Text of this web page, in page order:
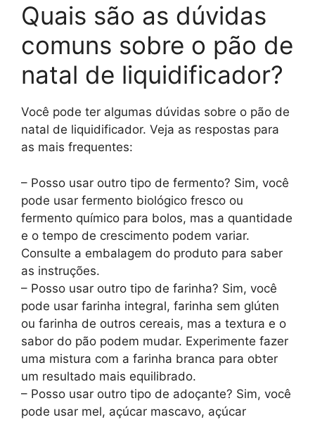
Quais são as dúvidas
comuns sobre o pão de
natal de liquidificador?
Você pode ter algumas dúvidas sobre o pão de
natal de liquidificador. Veja as respostas para
as mais frequentes:
– Posso usar outro tipo de fermento? Sim, você
pode usar fermento biológico fresco ou
fermento químico para bolos, mas a quantidade
e o tempo de crescimento podem variar.
Consulte a embalagem do produto para saber
as instruções.
– Posso usar outro tipo de farinha? Sim, você
pode usar farinha integral, farinha sem glúten
ou farinha de outros cereais, mas a textura e o
sabor do pão podem mudar. Experimente fazer
uma mistura com a farinha branca para obter
um resultado mais equilibrado.
– Posso usar outro tipo de adoçante? Sim, você
pode usar mel, açúcar mascavo, açúcar